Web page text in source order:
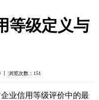
等级定义与
丨 浏览次数： 151
业信用等级评价中的最